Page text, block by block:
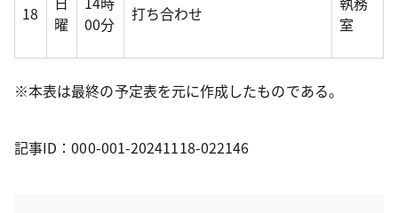
18
曜
00分
打ち合わせ
室
※本表は最終の予定表を元に作成したものである。
記事ID：000-001-20241118-022146